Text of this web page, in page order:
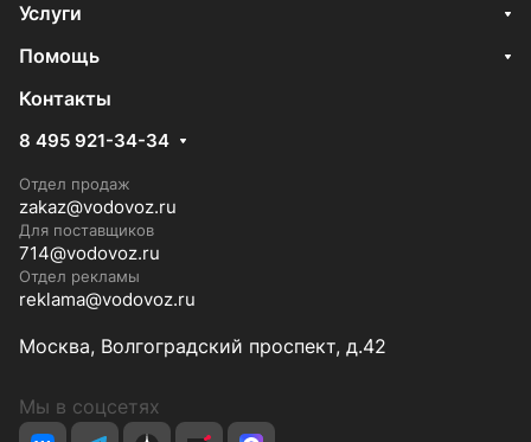
Услуги
Помощь
Контакты
8 495 921-34-34
Отдел продаж
zakaz@vodovoz.ru
Для поставщиков
714@vodovoz.ru
Отдел рекламы
reklama@vodovoz.ru
Москва, Волгоградский проспект, д.42
Мы в соцсетях